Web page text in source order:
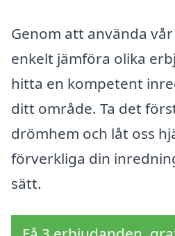
Genom att använda
enkelt jämföra olika
hitta en kompetent
ditt område. Ta det
drömhem och låt oss
förverkliga din
sätt.